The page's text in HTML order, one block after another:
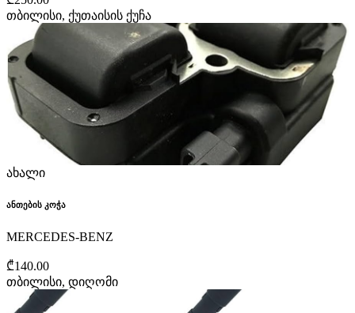
თბილისი, ქუთაისის ქუჩა
ახალი
ანთების კოჭა
MERCEDES-BENZ
₾140.00
თბილისი, დიღომი